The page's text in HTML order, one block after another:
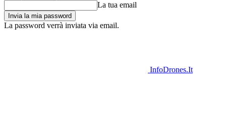
La tua email
La password verrà inviata via email.
InfoDrones.It